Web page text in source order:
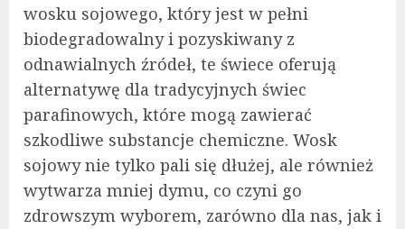
wosku sojowego, który jest w pełni
biodegradowalny i pozyskiwany z
odnawialnych źródeł, te świece oferują
alternatywę dla tradycyjnych świec
parafinowych, które mogą zawierać
szkodliwe substancje chemiczne. Wosk
sojowy nie tylko pali się dłużej, ale również
wytwarza mniej dymu, co czyni go
zdrowszym wyborem, zarówno dla nas, jak i